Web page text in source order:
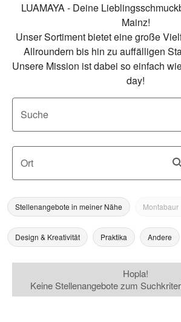
LUAMAYA - Deine
Mainz!
Unser Sortiment bietet eine große
Allroundern bis hin zu auffälligen
Unsere Mission ist dabei so einfach
day!
Suche
Ort
Stellenangebote in meiner Nähe Montabaur
Design & Kreativität Praktika Andere
Hopla!
Keine Stellenangebote zum